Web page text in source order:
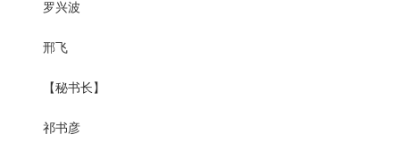
罗兴波
邢飞
【秘书长】
祁书彦